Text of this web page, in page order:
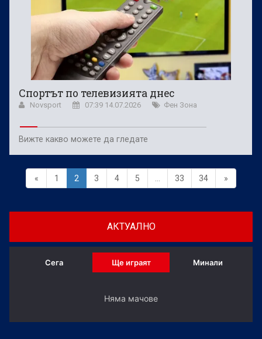
Спортът по телевизията днес
Novsport 07:39 14.07.2026 Фен Зона
Вижте какво можете да гледате
« 1 2 3 4 5 33 34 »
АКТУАЛНО
Сега Ще играят Минали
Няма мачове